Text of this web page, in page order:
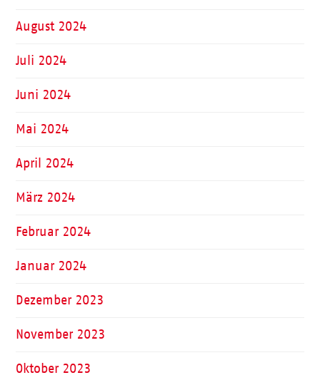
August 2024
Juli 2024
Juni 2024
Mai 2024
April 2024
März 2024
Februar 2024
Januar 2024
Dezember 2023
November 2023
Oktober 2023